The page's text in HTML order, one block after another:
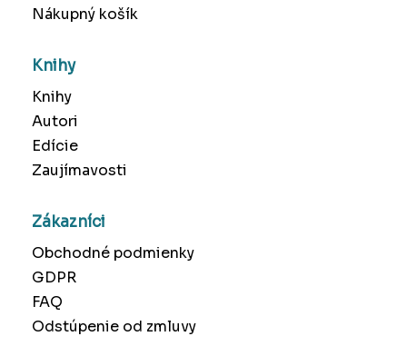
Nákupný košík
Knihy
Knihy
Autori
Edície
Zaujímavosti
Zákazníci
Obchodné podmienky
GDPR
FAQ
Odstúpenie od zmluvy